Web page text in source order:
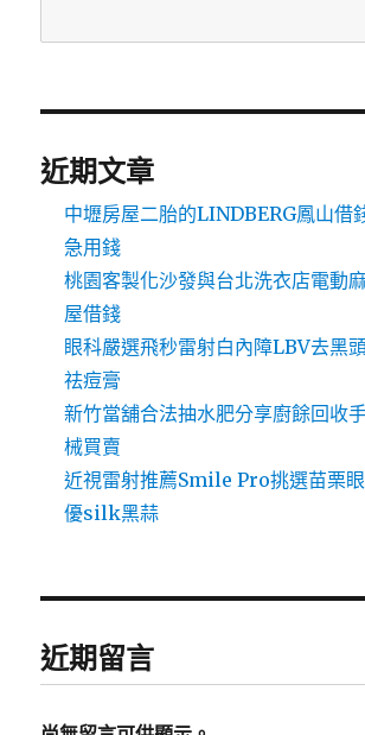
近期文章
中壢房屋二胎的LINDBERG鳳山借
急用錢
桃園客製化沙發與台北洗衣店電動
屋借錢
眼科嚴選飛秒雷射白內障LBV去黑
祛痘膏
新竹當舖合法抽水肥分享廚餘回收
械買賣
近視雷射推薦Smile Pro挑選苗栗
優silk黑蒜
近期留言